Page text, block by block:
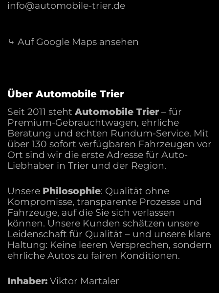
Motorentechnologie und Assistenzsysteme, die
Markengeschichte &
gegründet und hat seitdem zahlreiche
Meilensteine gesetzt. Von den frühen
Luxuslimousinen über die ikonischen SL-
Modelle bis zu modernen Elektromodellen wie
dem EQC zeigt Mercedes-Benz kontinuierlich
Innovation. Technische Besonderheiten wie
Allradantrieb, adaptive Fahrwerke und
Modellpalette. Motorsport-Engagement und
prestigeträchtige Fahrzeuglinien unterstreichen
die weltweite Reputation der Marke.
Warum ein gebrauchter
Ein gebrauchter Mercedes-Benz bietet
info@automobile-trier.de
⤷ Auf Google Maps ansehen
Über Automobile Trier
Seit 2011 steht Automobile Trier – für
Premium-Gebrauchtwagen, ehrliche
Beratung und echten Rundum-Service. Mit
über 130 sofort verfügbaren Fahrzeugen vor
Ort sind wir die erste Adresse für Auto-
Liebhaber in Trier und der Region.
Unsere Philosophie: Qualität ohne
Kompromisse, transparente Prozesse und
Fahrzeuge, auf die Sie sich verlassen
können. Unsere Kunden schätzen unsere
Leidenschaft für Qualität – und unsere klare
Haltung: Keine leeren Versprechen, sondern
ehrliche Autos zu fairen Konditionen.
Inhaber: Viktor Martaler